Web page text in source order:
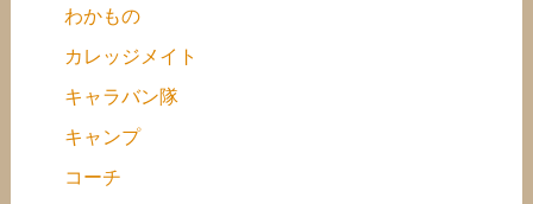
わかもの
カレッジメイト
キャラバン隊
キャンプ
コーチ